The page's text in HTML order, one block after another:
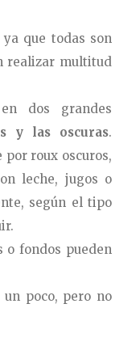
que todas son
realizar multitud
dos grandes
y las oscuras.
roux oscuros,
leche, jugos o
según el tipo
o fondos pueden
poco, pero no